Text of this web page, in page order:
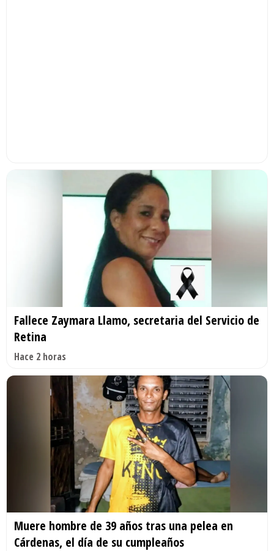
Fallece Zaymara Llamo, secretaria del Servicio de
Retina
Hace 2 horas
Muere hombre de 39 años tras una pelea en
Cárdenas, el día de su cumpleaños